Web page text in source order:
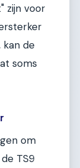
zijn voor
de
soms
om
TS9